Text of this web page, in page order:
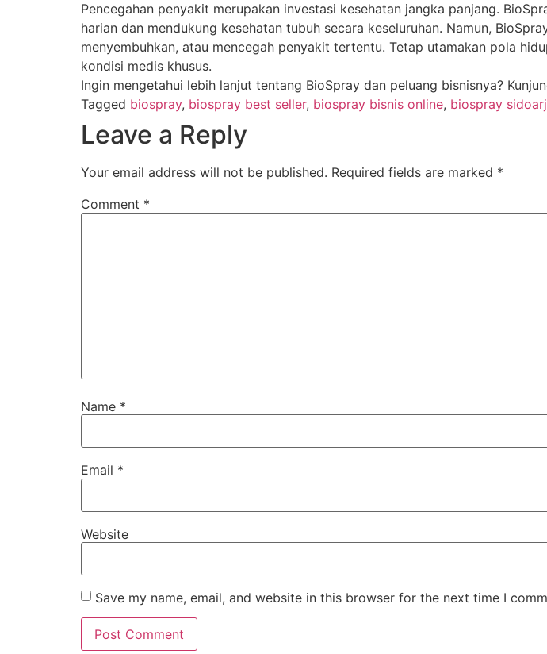
Pencegahan penyakit merupakan investasi kesehatan jangka panjang.
harian dan mendukung kesehatan tubuh secara keseluruhan. Namun,
menyembuhkan, atau mencegah penyakit tertentu. Tetap utamakan pola
kondisi medis khusus.
Ingin mengetahui lebih lanjut tentang BioSpray dan peluang bisnisnya?
Tagged biospray, biospray best seller, biospray bisnis online, biospray
Leave a Reply
Your email address will not be published. Required fields are marked *
Comment *
Name *
Email *
Website
Save my name, email, and website in this browser for the next time I